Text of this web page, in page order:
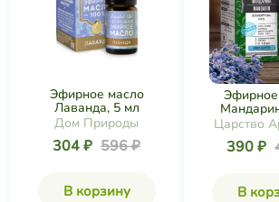
Эфирное масло
Лаванда, 5 мл
Дом Природы
304 ₽ 596 ₽
В корзину
Царство
390 ₽
В